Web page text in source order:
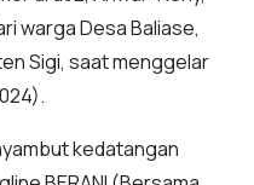
warga Desa Baliase,
Sigi, saat menggelar
kedatangan